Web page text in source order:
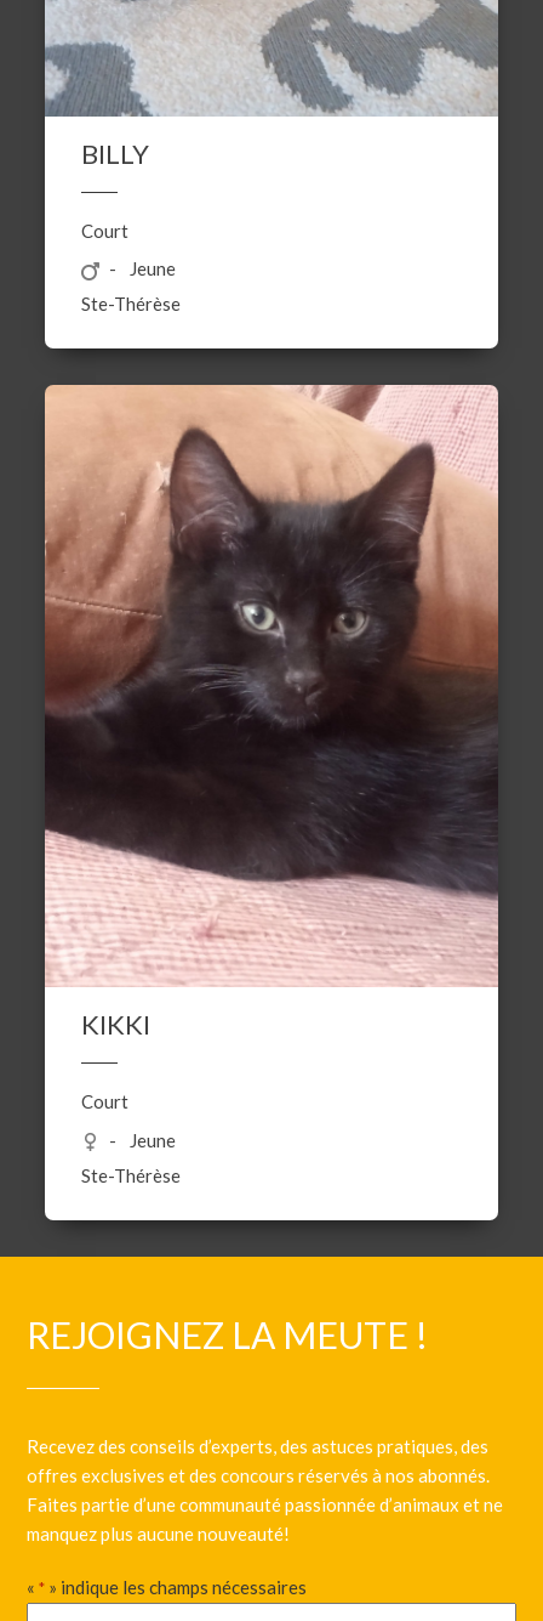
BILLY
Court
Jeune
Ste-Thérèse
KIKKI
Court
Jeune
Ste-Thérèse
REJOIGNEZ LA MEUTE !
Recevez des conseils d’experts, des astuces pratiques, des
offres exclusives et des concours réservés à nos abonnés.
Faites partie d’une communauté passionnée d’animaux et ne
manquez plus aucune nouveauté!
«* » indique les champs nécessaires